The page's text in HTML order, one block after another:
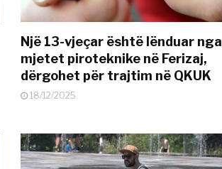
Një 13-vjeçar është lënduar nga
mjetet piroteknike në Ferizaj,
dërgohet për trajtim në QKUK
18/12/2025